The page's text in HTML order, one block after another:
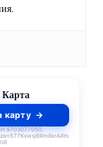
Карта
карту
9703077050.